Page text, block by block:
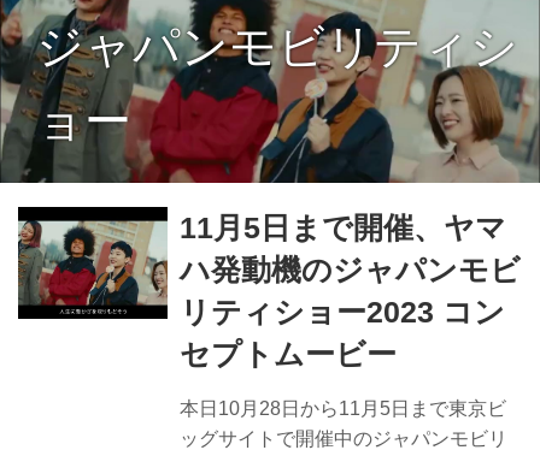
ジャパンモビリティシ
ョー
11月5日まで開催、ヤマ
ハ発動機のジャパンモビ
リティショー2023 コン
セプトムービー
本日10月28日から11月5日まで東京ビ
ッグサイトで開催中のジャパンモビリ